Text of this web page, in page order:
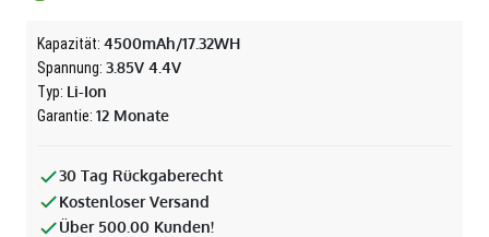
Kapazität: 4500mAh/17.32WH
Spannung: 3.85V 4.4V
Typ: Li-Ion
Garantie: 12 Monate
30 Tag Rückgaberecht
Kostenloser Versand
Über 500.00 Kunden!